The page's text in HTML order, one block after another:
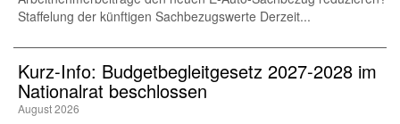
Staffelung der künftigen Sachbezugswerte Derzeit...
Kurz-Info: Budgetbegleitgesetz 2027-2028 im
Nationalrat beschlossen
August 2026